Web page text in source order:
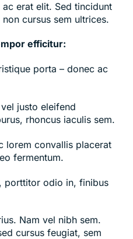
erat elit. Sed tincidunt
cursus sem ultrices.
efficitur:
porta – donec ac
justo eleifend
rhoncus iaculis sem.
lorem convallis placerat
fermentum.
porttitor odio in, finibus
Nam vel nibh sem.
cursus feugiat, sem